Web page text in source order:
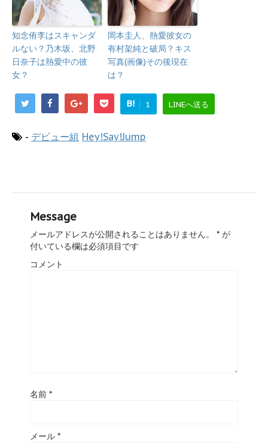
知念侑李はスキャンダ
ルない？乃木坂、北野
日奈子は熱愛中の彼
女？
岡本圭人、熱愛彼女の
有村架純と破局？キス
写真(画像)その後現在
は？
B! 1 LINEへ送る
- デビュー組 Hey!Say!Jump
Message
メールアドレスが公開されることはありません。 * が
付いている欄は必須項目です
コメント
名前 *
メール *